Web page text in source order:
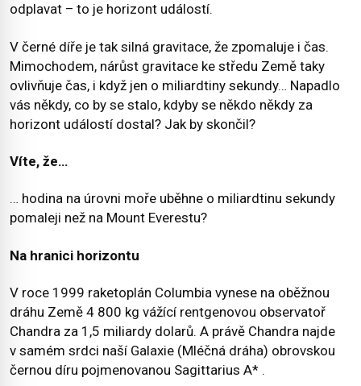
odplavat – to je horizont událostí.
V černé díře je tak silná gravitace, že zpomaluje i čas.
Mimochodem, nárůst gravitace ke středu Země taky
ovlivňuje čas, i když jen o miliardtiny sekundy… Napadlo
vás někdy, co by se stalo, kdyby se někdo někdy za
horizont událostí dostal? Jak by skončil?
Víte, že…
… hodina na úrovni moře uběhne o miliardtinu sekundy
pomaleji než na Mount Everestu?
Na hranici horizontu
V roce 1999 raketoplán Columbia vynese na oběžnou
dráhu Země 4 800 kg vážící rentgenovou observatoř
Chandra za 1,5 miliardy dolarů. A právě Chandra najde
v samém srdci naší Galaxie (Mléčná dráha) obrovskou
černou díru pojmenovanou Sagittarius A* .